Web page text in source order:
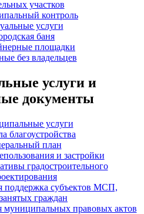
участков
контроль
услуги
баня
площадки
без владельцев
услуги и
документы
услуги
благоустройства
план
и застройки
градостроительного
поддержка субъектов МСП,
граждан
муниципальных правовых актов